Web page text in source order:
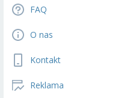
FAQ
O nas
Kontakt
Reklama